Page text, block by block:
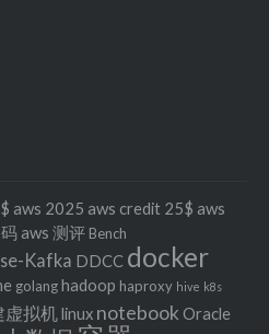
aws 2025 aws credit 25$ aws
aws 测评 Bench
Kafka DDCC docker
golanghadoop haproxy hive k8s
虚拟机linux notebook Oracle